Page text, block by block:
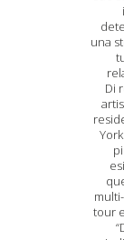
una
Di
tour